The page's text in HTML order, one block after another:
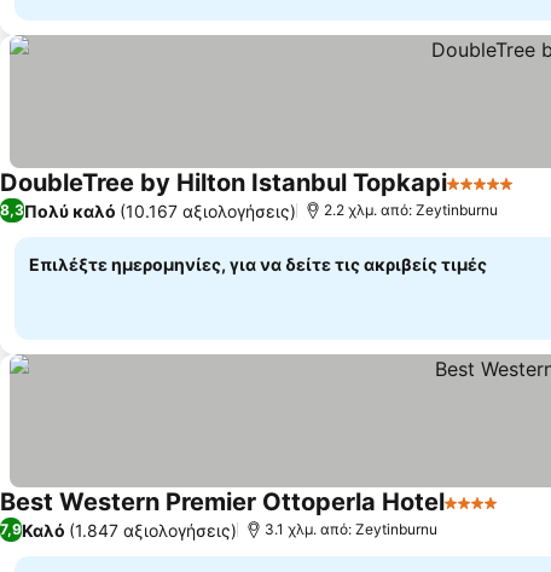
DoubleTree by Hilton Istanbul Topkapi5 Αστέρια
8,3Πολύ καλό (10.167 αξιολογήσεις) 2.2 χλμ. από: Zeytinburnu
Επιλέξτε ημερομηνίες, για να δείτε τις ακριβείς τιμές
Best Western Premier Ottoperla Hotel4 Αστέρια
7,9Καλό (1.847 αξιολογήσεις) 3.1 χλμ. από: Zeytinburnu